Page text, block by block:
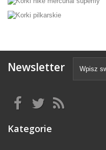
Newsletter
Kategorie